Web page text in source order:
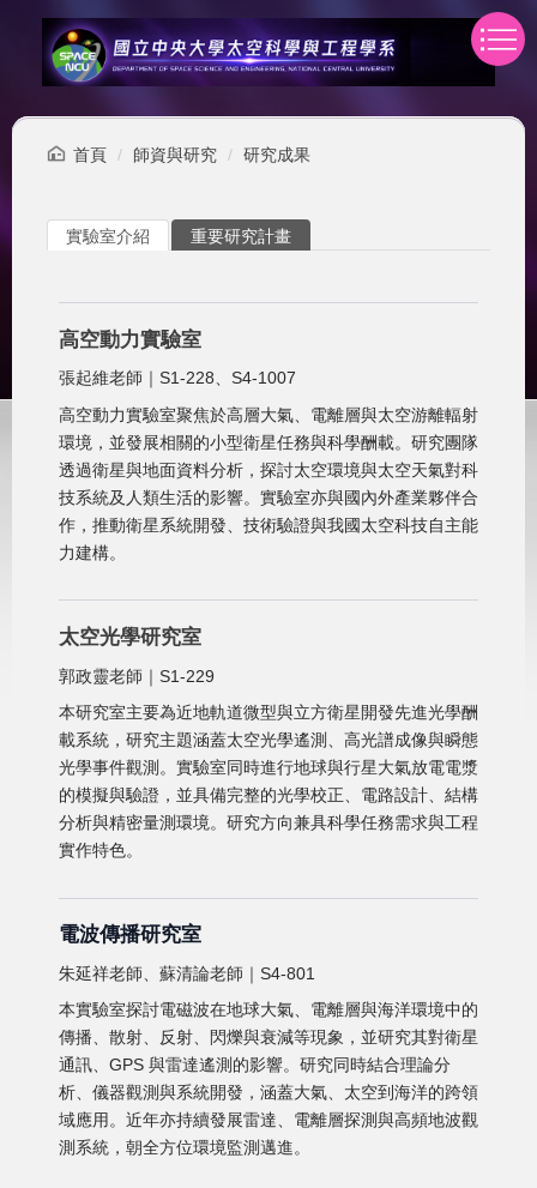
內
首頁 師資與研究 研究成果
實驗室介紹 重要研究計畫
高空動力實驗室
張起維老師｜S1-228、S4-1007
高空動力實驗室聚焦於高層大氣、電離層與太空游離輻射
環境，並發展相關的小型衛星任務與科學酬載。研究團隊
透過衛星與地面資料分析，探討太空環境與太空天氣對科
技系統及人類生活的影響。實驗室亦與國內外產業夥伴合
作，推動衛星系統開發、技術驗證與我國太空科技自主能
力建構。
太空光學研究室
郭政靈老師｜S1-229
本研究室主要為近地軌道微型與立方衛星開發先進光學酬
載系統，研究主題涵蓋太空光學遙測、高光譜成像與瞬態
光學事件觀測。實驗室同時進行地球與行星大氣放電電漿
的模擬與驗證，並具備完整的光學校正、電路設計、結構
分析與精密量測環境。研究方向兼具科學任務需求與工程
實作特色。
電波傳播研究室
朱延祥老師、蘇清論老師｜S4-801
本實驗室探討電磁波在地球大氣、電離層與海洋環境中的
傳播、散射、反射、閃爍與衰減等現象，並研究其對衛星
通訊、GPS 與雷達遙測的影響。研究同時結合理論分
析、儀器觀測與系統開發，涵蓋大氣、太空到海洋的跨領
域應用。近年亦持續發展雷達、電離層探測與高頻地波觀
測系統，朝全方位環境監測邁進。